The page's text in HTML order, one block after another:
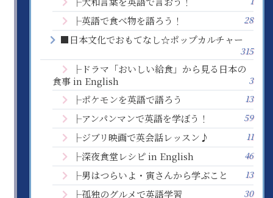
├英語で食べ物を語ろう！ 28
■日本文化でおもてなし☆ポップカルチャー
315
├ドラマ「おいしい給食」から見る日本の
食事 in English
3
├ポケモンを英語で語ろう 13
├アンパンマンで英語を学ぼう！ 59
├ジブリ映画で英会話レッスン♪ 11
├深夜食堂レシピ in English 46
├男はつらいよ・寅さんから学ぶこと 13
├孤独のグルメで英語学習 30